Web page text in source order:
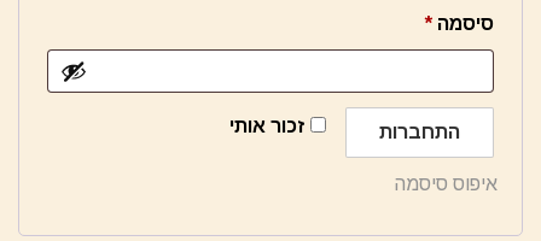
סיסמה *
זכור אותי התחברות
איפוס סיסמה